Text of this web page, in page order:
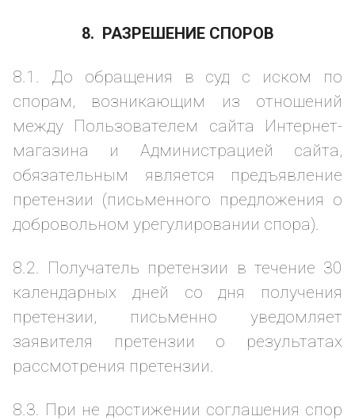
8. РАЗРЕШЕНИЕ СПОРОВ
8.1. До обращения в суд с иском по
спорам, возникающим из отношений
между Пользователем сайта Интернет-
магазина и Администрацией сайта,
обязательным является предъявление
претензии (письменного предложения о
добровольном урегулировании спора).
8.2. Получатель претензии в течение 30
календарных дней со дня получения
претензии, письменно уведомляет
заявителя претензии о результатах
рассмотрения претензии.
8.3. При не достижении соглашения спор